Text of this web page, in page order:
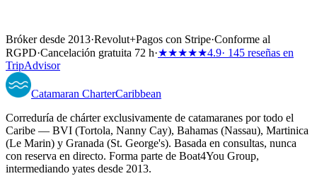
Bróker desde 2013·Revolut+Pagos con Stripe·Conforme al
RGPD·Cancelación gratuita 72 h·★★★★★4.9· 145 reseñas en
TripAdvisor
Catamaran CharterCaribbean
Correduría de chárter exclusivamente de catamaranes por todo el
Caribe — BVI (Tortola, Nanny Cay), Bahamas (Nassau), Martinica
(Le Marin) y Granada (St. George's). Basada en consultas, nunca
con reserva en directo. Forma parte de Boat4You Group,
intermediando yates desde 2013.